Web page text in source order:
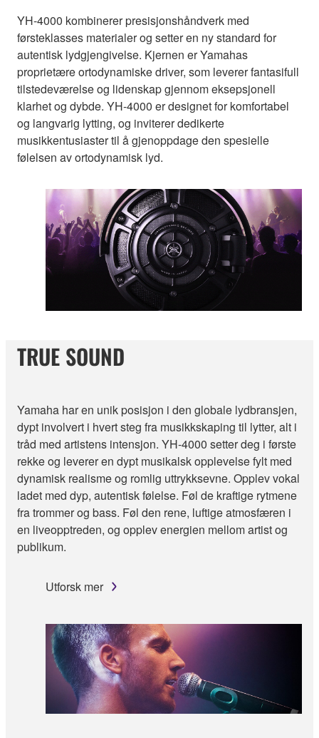
YH-4000 kombinerer presisjonshåndverk med
førsteklasses materialer og setter en ny standard for
autentisk lydgjengivelse. Kjernen er Yamahas
proprietære ortodynamiske driver, som leverer fantasifull
tilstedeværelse og lidenskap gjennom eksepsjonell
klarhet og dybde. YH-4000 er designet for komfortabel
og langvarig lytting, og inviterer dedikerte
musikkentusiaster til å gjenoppdage den spesielle
følelsen av ortodynamisk lyd.
TRUE SOUND
Yamaha har en unik posisjon i den globale lydbransjen,
dypt involvert i hvert steg fra musikkskaping til lytter, alt i
tråd med artistens intensjon. YH-4000 setter deg i første
rekke og leverer en dypt musikalsk opplevelse fylt med
dynamisk realisme og romlig uttrykksevne. Opplev vokal
ladet med dyp, autentisk følelse. Føl de kraftige rytmene
fra trommer og bass. Føl den rene, luftige atmosfæren i
en liveopptreden, og opplev energien mellom artist og
publikum.
Utforsk mer